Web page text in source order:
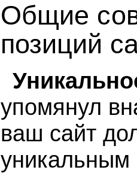
Общие
позиций
упомянул
ваш сайт
уникальным